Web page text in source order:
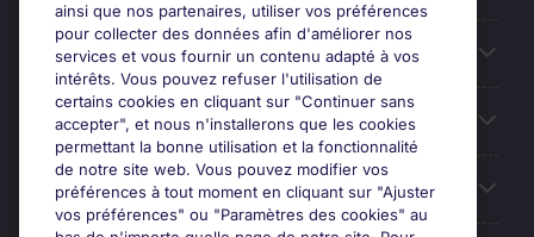
Entreprises
Contact
Les avis Google
ainsi que nos partenaires, utiliser vos préférences
pour collecter des données afin d'améliorer nos
services et vous fournir un contenu adapté à vos
intérêts. Vous pouvez refuser l'utilisation de
certains cookies en cliquant sur "Continuer sans
accepter", et nous n'installerons que les cookies
permettant la bonne utilisation et la fonctionnalité
de notre site web. Vous pouvez modifier vos
préférences à tout moment en cliquant sur "Ajuster
vos préférences" ou "Paramètres des cookies" au